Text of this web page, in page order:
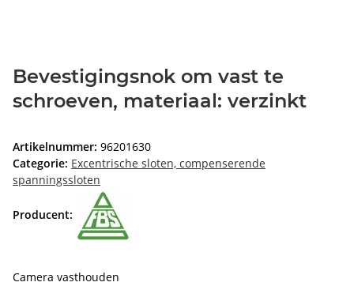
Bevestigingsnok om vast te
schroeven, materiaal: verzinkt
Artikelnummer: 96201630
Categorie: Excentrische sloten, compenserende
spanningssloten
Producent:
Camera vasthouden